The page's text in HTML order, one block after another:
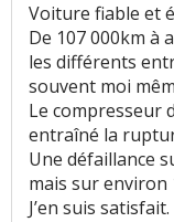
Voiture fiable et
De 107 000km à
les différents
souvent moi
Le compresseur
entraîné la
Une défaillance
mais sur environ
J’en suis satisfait.